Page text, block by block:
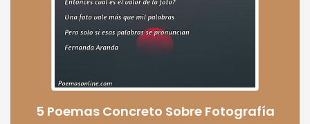
5 Poemas Concreto Sobre Fotografía